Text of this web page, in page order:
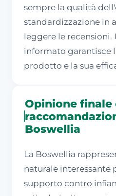
sempre la qualità
standardizzazione in
leggere le recensioni.
informato garantisce
prodotto e la sua
Opinione finale
Boswellia
La Boswellia
naturale interessante
supporto contro